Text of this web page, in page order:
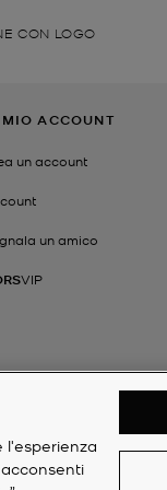
CON LOGO
ACCOUNT
un account
un amico
VIP
l'esperienza